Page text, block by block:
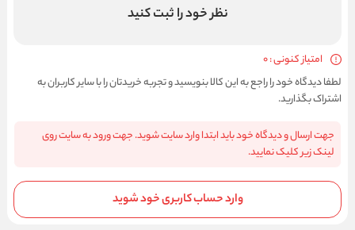
نظر خود را ثبت کنید
امتیاز کنونی : 0
لطفا دیدگاه خود را راجع به این کالا بنویسید و تجربه خریدتان را با سایر کاربران به
اشتراک بگذارید.
جهت ارسال و دیدگاه خود باید ابتدا وارد سایت شوید. جهت ورود به سایت روی
لینک زیر کلیک نمایید.
وارد حساب کاربری خود شوید